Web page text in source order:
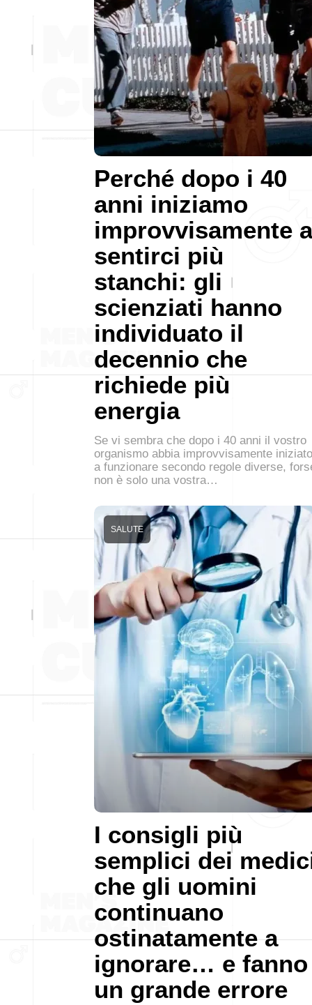
Perché dopo i 40
anni iniziamo
improvvisamente a
sentirci più
stanchi: gli
scienziati hanno
individuato il
decennio che
richiede più
energia
Se vi sembra che dopo i 40 anni il vostro
organismo abbia improvvisamente iniziato
a funzionare secondo regole diverse,
non è solo una vostra…
I consigli più
semplici dei
che gli uomini
continuano
ostinatamente a
ignorare… e fanno
un grande errore
SALUTE